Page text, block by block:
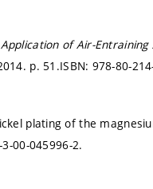
of Air-
p. 51.ISBN: 978-80-
nickel plating of the
3-00-045996-2.